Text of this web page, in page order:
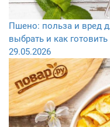
Пшено: польза и вред
выбрать и как готовить
29.05.2026